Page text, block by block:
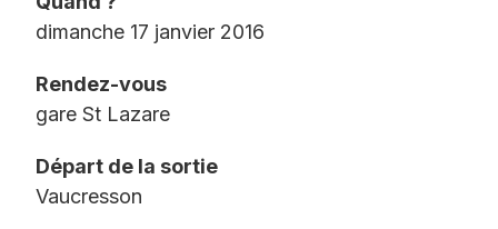
dimanche 17 janvier 2016
Rendez-vous
gare St Lazare
Départ de la sortie
Vaucresson